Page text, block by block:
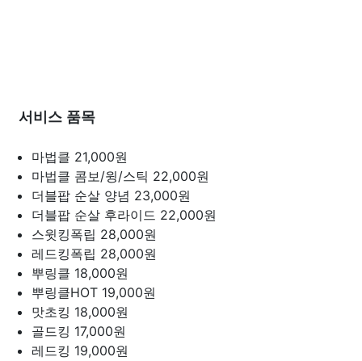
서비스 품목
마법클 21,000원
마법클 콤보/윙/스틱 22,000원
더블팝 순살 양념 23,000원
더블팝 순살 후라이드 22,000원
스윗킹폭립 28,000원
레드킹폭립 28,000원
뿌링클 18,000원
뿌링클HOT 19,000원
맛초킹 18,000원
골드킹 17,000원
레드킹 19,000원